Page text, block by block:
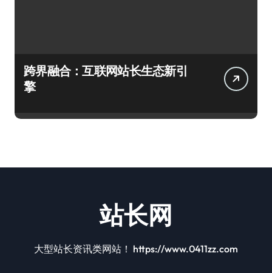
跨界融合：互联网站长生态新引
擎
站长网
大型站长资讯类网站！ https://www.0411zz.com